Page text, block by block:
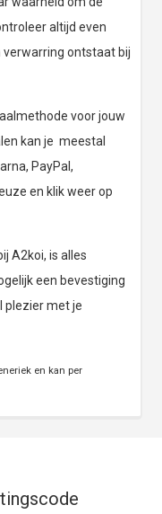
altijd even
verwarring ontstaat bij
voor jouw
kan je meestal
PayPal,
en klik weer op
A2koi, is alles
een bevestiging
plezier met je
en kan per